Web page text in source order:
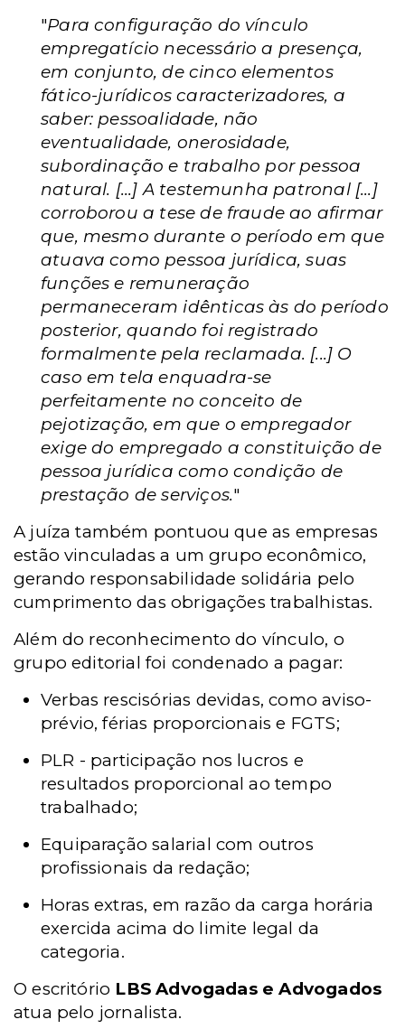
"Para configuração do vínculo
empregatício necessário a presença,
em conjunto, de cinco elementos
fático-jurídicos caracterizadores, a
saber: pessoalidade, não
eventualidade, onerosidade,
subordinação e trabalho por pessoa
natural. [...] A testemunha patronal [...]
corroborou a tese de fraude ao afirmar
que, mesmo durante o período em que
atuava como pessoa jurídica, suas
funções e remuneração
permaneceram idênticas às do período
posterior, quando foi registrado
formalmente pela reclamada. [...] O
caso em tela enquadra-se
perfeitamente no conceito de
pejotização, em que o empregador
exige do empregado a constituição de
pessoa jurídica como condição de
prestação de serviços."
A juíza também pontuou que as empresas
estão vinculadas a um grupo econômico,
gerando responsabilidade solidária pelo
cumprimento das obrigações trabalhistas.
Além do reconhecimento do vínculo, o
grupo editorial foi condenado a pagar:
Verbas rescisórias devidas, como aviso-
prévio, férias proporcionais e FGTS;
PLR - participação nos lucros e
resultados proporcional ao tempo
trabalhado;
Equiparação salarial com outros
profissionais da redação;
Horas extras, em razão da carga horária
exercida acima do limite legal da
categoria.
O escritório LBS Advogadas e Advogados
atua pelo jornalista.